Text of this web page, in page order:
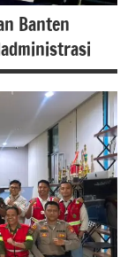
Banten